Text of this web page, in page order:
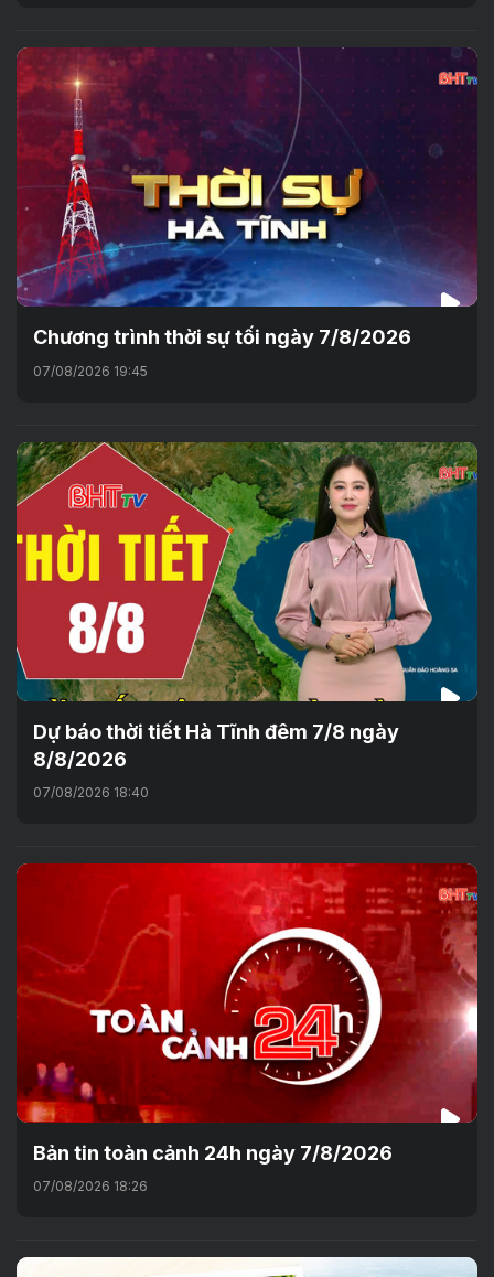
Chương trình thời sự tối ngày 7/8/2026
07/08/2026 19:45
Dự báo thời tiết Hà Tĩnh đêm 7/8 ngày
8/8/2026
07/08/2026 18:40
Bản tin toàn cảnh 24h ngày 7/8/2026
07/08/2026 18:26